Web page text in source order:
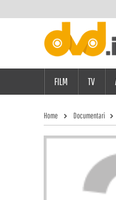
FILM TV
Home Documentari